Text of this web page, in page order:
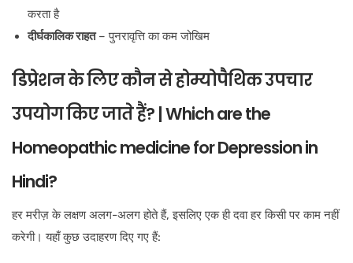
करता है
दीर्घकालिक राहत– पुनरावृत्ति का कम जोखिम
डिप्रेशन के लिए कौन से होम्योपैथिक उपचार
उपयोग किए जाते हैं? | Which are the
Homeopathic medicine for Depression in
Hindi?
हर मरीज़ के लक्षण अलग-अलग होते हैं, इसलिए एक ही दवा हर किसी पर काम नहीं
करेगी। यहाँ कुछ उदाहरण दिए गए हैं: